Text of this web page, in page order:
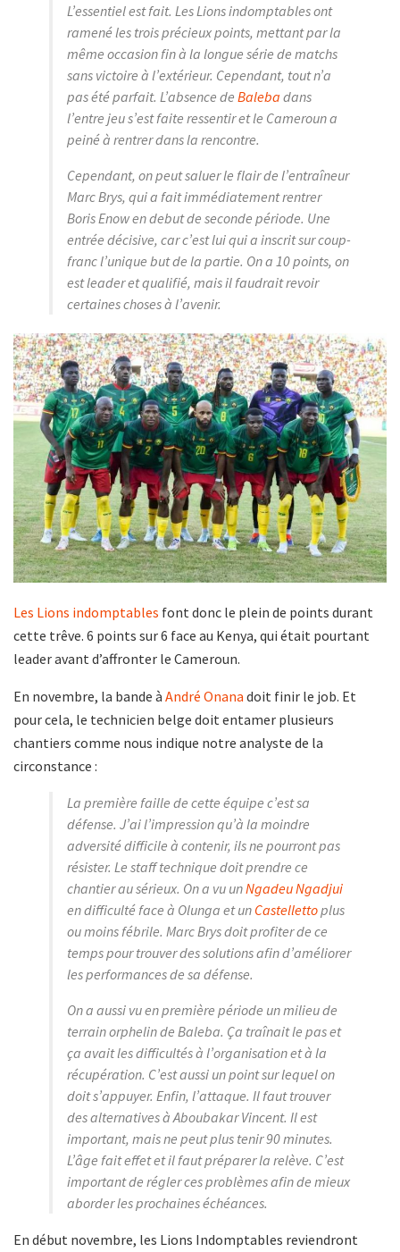
L’essentiel est fait. Les Lions indomptables ont
ramené les trois précieux points, mettant par la
même occasion fin à la longue série de matchs
sans victoire à l’extérieur. Cependant, tout n’a
pas été parfait. L’absence de Baleba dans
l’entre jeu s’est faite ressentir et le Cameroun a
peiné à rentrer dans la rencontre.
Cependant, on peut saluer le flair de l’entraîneur
Marc Brys, qui a fait immédiatement rentrer
Boris Enow en debut de seconde période. Une
entrée décisive, car c’est lui qui a inscrit sur coup-
franc l’unique but de la partie. On a 10 points, on
est leader et qualifié, mais il faudrait revoir
certaines choses à l’avenir.
Les Lions indomptables font donc le plein de points durant
cette trêve. 6 points sur 6 face au Kenya, qui était pourtant
leader avant d’affronter le Cameroun.
En novembre, la bande à André Onana doit finir le job. Et
pour cela, le technicien belge doit entamer plusieurs
chantiers comme nous indique notre analyste de la
circonstance :
La première faille de cette équipe c’est sa
défense. J’ai l’impression qu’à la moindre
adversité difficile à contenir, ils ne pourront pas
résister. Le staff technique doit prendre ce
chantier au sérieux. On a vu unNgadeu Ngadjui
en difficulté face à Olunga et un Castellettoplus
ou moins fébrile. Marc Brys doit profiter de ce
temps pour trouver des solutions afin d’améliorer
les performances de sa défense.
On a aussi vu en première période un milieu de
terrain orphelin de Baleba. Ça traînait le pas et
ça avait les difficultés à l’organisation et à la
récupération. C’est aussi un point sur lequel on
doit s’appuyer. Enfin, l’attaque. Il faut trouver
des alternatives à Aboubakar Vincent. Il est
important, mais ne peut plus tenir 90 minutes.
L’âge fait effet et il faut préparer la relève. C’est
important de régler ces problèmes afin de mieux
aborder les prochaines échéances.
En début novembre, les Lions Indomptables reviendront